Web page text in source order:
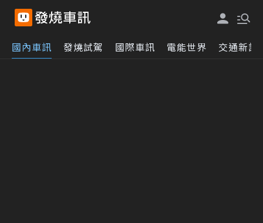
國內車訊 發燒試駕 國際車訊 電能世界 交通新訊